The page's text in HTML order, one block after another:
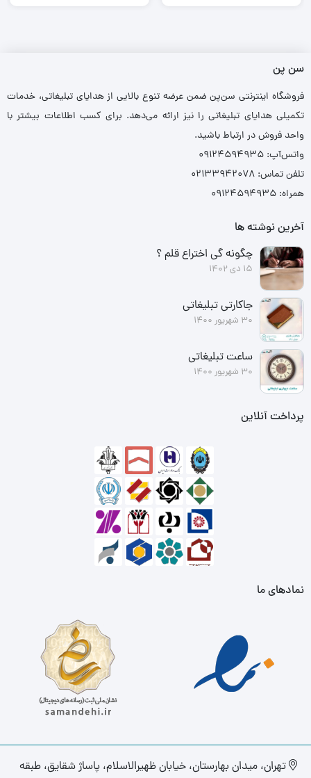
سن پن
فروشگاه اینترنتی سن‌پن ضمن عرضه تنوع بالایی از هدایای تبلیغاتی، خدمات
تکمیلی هدایای تبلیغاتی را نیز ارائه می‌دهد. برای کسب اطلاعات بیشتر با
واحد فروش در ارتباط باشید.
واتس‌آپ: ۰۹۱۲۴۵۹۴۹۳۵
تلفن تماس: ۰۲۱۳۳۹۴۲۰۷۸
همراه: ۰۹۱۲۴۵۹۴۹۳۵
آخرین نوشته ها
چگونه گی اختراع قلم ؟
15 دی 1402
جاکارتی تبلیغاتی
30 شهریور 1400
ساعت تبلیغاتی
30 شهریور 1400
پرداخت آنلاین
نمادهای ما
تهران، میدان بهارستان، خیابان ظهیرالاسلام، پاساژ شقایق، طبقه